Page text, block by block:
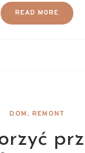
READ MORE
DOM, REMONT